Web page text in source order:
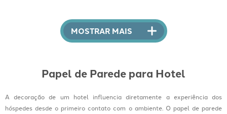
MOSTRAR MAIS
Papel de Parede para Hotel
A decoração de um hotel influencia diretamente a experiência dos
hóspedes desde o primeiro contato com o ambiente. O papel de parede